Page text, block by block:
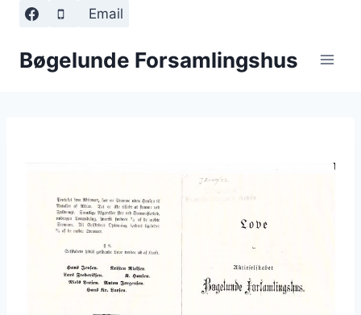
Fortsæt
indhold
Email
Bøgelunde Forsamlingshus